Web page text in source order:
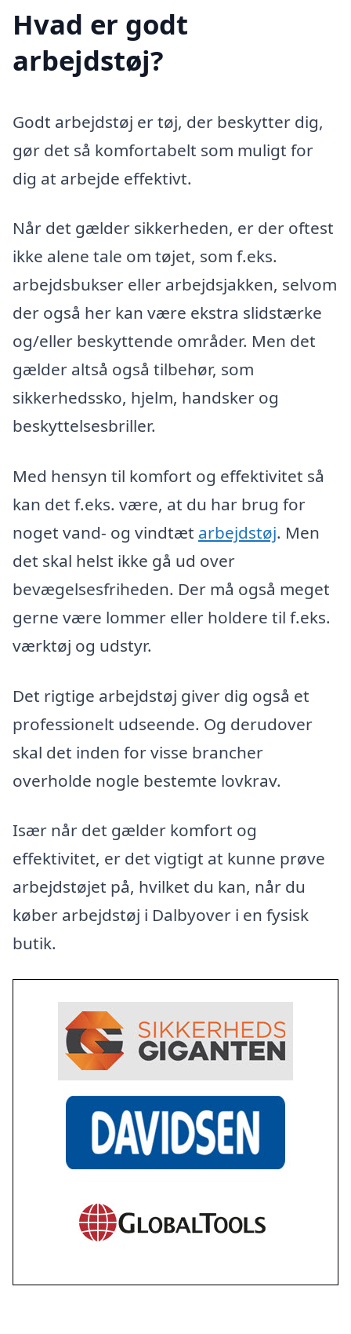
Hvad er godt
arbejdstøj?
Godt arbejdstøj er tøj, der beskytter dig,
gør det så komfortabelt som muligt for
dig at arbejde effektivt.
Når det gælder sikkerheden, er der oftest
ikke alene tale om tøjet, som f.eks.
arbejdsbukser eller arbejdsjakken, selvom
der også her kan være ekstra slidstærke
og/eller beskyttende områder. Men det
gælder altså også tilbehør, som
sikkerhedssko, hjelm, handsker og
beskyttelsesbriller.
Med hensyn til komfort og effektivitet så
kan det f.eks. være, at du har brug for
noget vand- og vindtæt arbejdstøj. Men
det skal helst ikke gå ud over
bevægelsesfriheden. Der må også meget
gerne være lommer eller holdere til f.eks.
værktøj og udstyr.
Det rigtige arbejdstøj giver dig også et
professionelt udseende. Og derudover
skal det inden for visse brancher
overholde nogle bestemte lovkrav.
Især når det gælder komfort og
effektivitet, er det vigtigt at kunne prøve
arbejdstøjet på, hvilket du kan, når du
køber arbejdstøj i Dalbyover i en fysisk
butik.